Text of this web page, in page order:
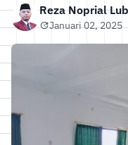
Reza Noprial
Januari 02, 2025